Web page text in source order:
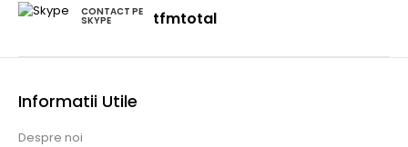
CONTACT PE
SKYPE tfmtotal
Informatii Utile
Despre noi